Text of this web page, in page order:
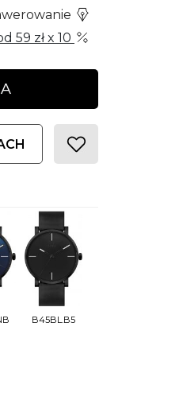
59 złx 10
B45BL.B5